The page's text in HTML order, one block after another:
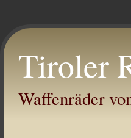
Tiroler
Waffenräder